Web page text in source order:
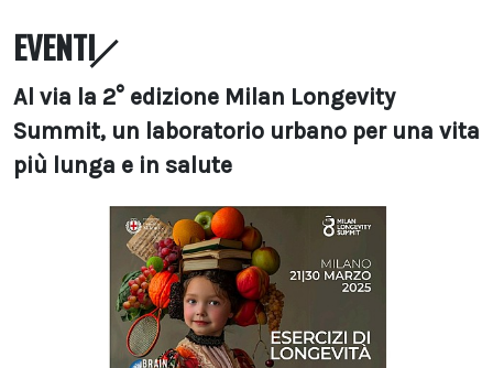
EVENTI
Al via la 2° edizione Milan Longevity
Summit, un laboratorio urbano per una vita
più lunga e in salute